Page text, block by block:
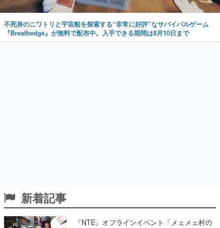
不死身のニワトリと宇宙船を探索する“非常に好評”なサバイバルゲーム
『Breathedge』が無料で配布中。入手できる期間は8月10日まで
新着記事
『NTE』オフラインイベント「メェメェ村の